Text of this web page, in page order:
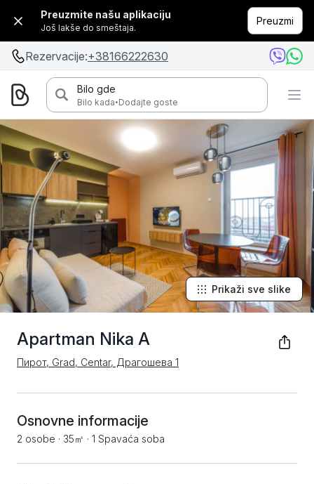
Preuzmite našu aplikaciju
Još lakše do smeštaja.
Preuzmi
Rezervacije:+38166222630
Bilo gde
Bilo kada·Dodajte goste
Apartman Nika A
Пирот, Grad, Centar, Драгошева 1
Prikaži sve slike
Osnovne informacije
2 osobe · 35㎡ · 1 Spavaća soba